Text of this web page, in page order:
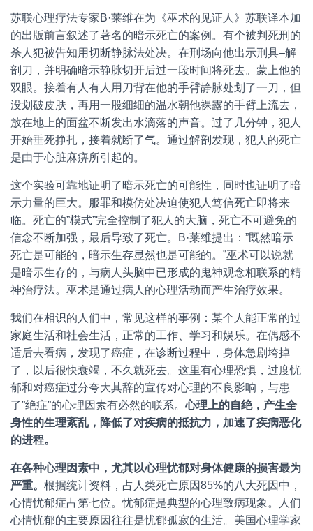
苏联心理疗法专家B·莱维在为《巫术的见证人》苏联译本加
的出版前言叙述了著名的暗示死亡的案例。有个被判死刑的
杀人犯被告知用切断静脉法处决。在刑场向他出示刑具–解
剖刀，并明确暗示静脉切开后过一段时间将死去。蒙上他的
双眼。接着有人有人用刀背在他的手臂静脉处划了一刀，但
没划破皮肤，再用一股细细的温水朝他裸露的手臂上流去，
放在地上的面盆不断发出水滴落的声音。过了几分钟，犯人
开始垂死挣扎，接着就断了气。通过解剖发现，犯人的死亡
是由于心脏麻痹所引起的。
这个实验可靠地证明了暗示死亡的可能性，同时也证明了暗
示力量的巨大。服罪和模仿处决迫使犯人笃信死亡即将来
临。死亡的”模式”完全控制了犯人的大脑，死亡不可避免的
信念不断加强，最后导致了死亡。B·莱维提出：”既然暗示
死亡是可能的，暗示生存显然也是可能的。”巫术可以说就
是暗示生存的，与病人头脑中已形成的鬼神观念相联系的精
神治疗法。巫术是通过病人的心理活动而产生治疗效果。
我们在相识的人们中，常见这样的事例：某个人能正常的过
家庭生活和社会生活，正常的工作、学习和娱乐。在偶感不
适后去看病，发现了癌症，在诊断过程中，身体急剧垮掉
了，以后很快衰竭，不久就死去。这里有心理恐惧，过度忧
郁和对癌症过分夸大其辞的宣传对心理的不良影响，与患
了”绝症”的心理因素有必然的联系。心理上的自绝，产生全
身性的生理紊乱，降低了对疾病的抵抗力，加速了疾病恶化
的进程。
在各种心理因素中，尤其以心理忧郁对身体健康的损害最为
严重。 根据统计资料，占人类死亡原因85%的八大死因中，
心情忧郁症占第七位。忧郁症是典型的心理致病现象。人们
心情忧郁的主要原因往往是忧郁孤寂的生活。美国心理学家